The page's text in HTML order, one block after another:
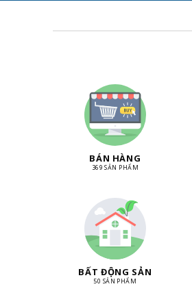
BÁN HÀNG
369 SẢN PHẨM
BẤT ĐỘNG SẢN
50 SẢN PHẨM